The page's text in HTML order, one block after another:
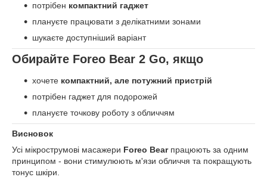
потрібен компактний гаджет
плануєте працювати з делікатними зонами
шукаєте доступніший варіант
Обирайте Foreo Bear 2 Go, якщо
хочете компактний, але потужний пристрій
потрібен гаджет для подорожей
плануєте точкову роботу з обличчям
Висновок
Усі мікрострумові масажери Foreo Bearпрацюють за одним
принципом - вони стимулюють м'язи обличчя та покращують
тонус шкіри.